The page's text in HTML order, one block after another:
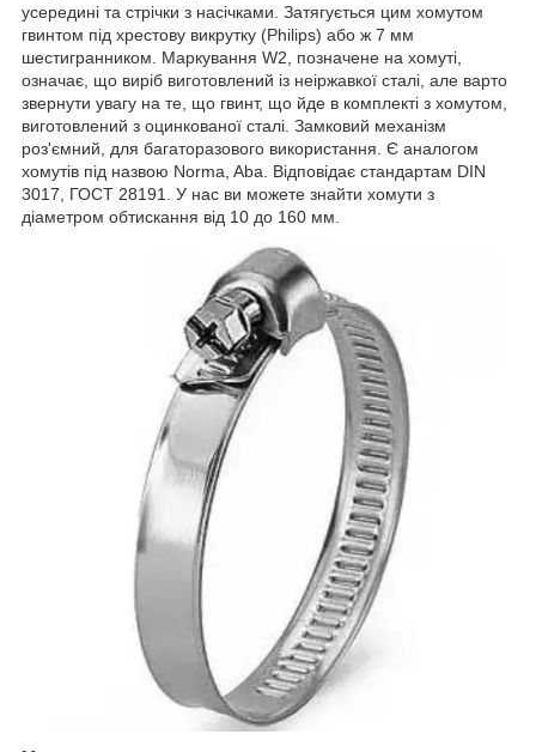
усередині та стрічки з насічками. Затягується цим хомутом
гвинтом під хрестову викрутку (Philips) або ж 7 мм
шестигранником. Маркування W2, позначене на хомуті,
означає, що виріб виготовлений із неіржавкої сталі, але варто
звернути увагу на те, що гвинт, що йде в комплекті з хомутом,
виготовлений з оцинкованої сталі. Замковий механізм
роз'ємний, для багаторазового використання. Є аналогом
хомутів під назвою Norma, Aba. Відповідає стандартам DIN
3017, ГОСТ 28191. У нас ви можете знайти хомути з
діаметром обтискання від 10 до 160 мм.